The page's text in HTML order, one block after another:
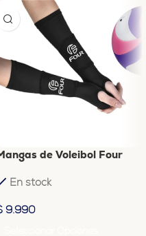
de Voleibol Four
En stock
9.990